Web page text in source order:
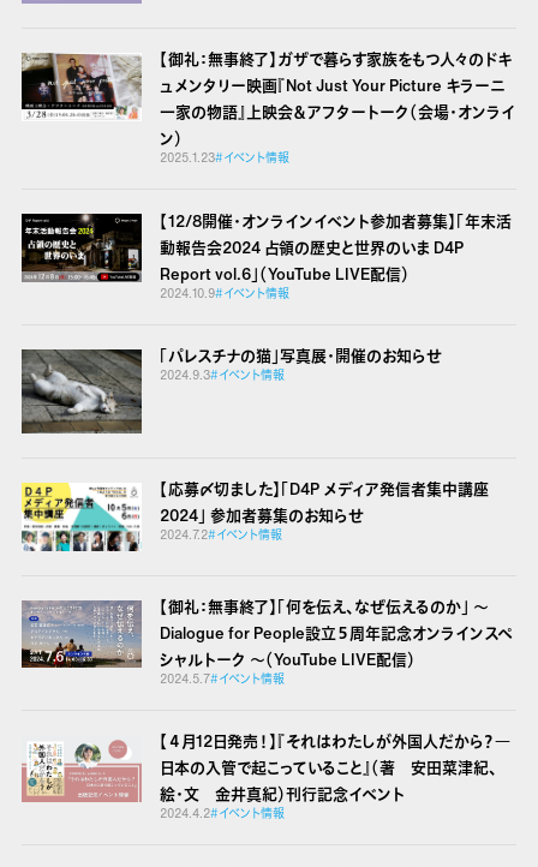
【御礼：無事終了】ガザで暮らす家族をもつ人々のドキ
ュメンタリー映画『Not Just Your Picture キラーニ
一家の物語』上映会＆アフタートーク（会場・オンライ
ン）
2025.1.23#イベント情報
【12/8開催・オンラインイベント参加者募集】「年末活
動報告会2024 占領の歴史と世界のいま D4P
Report vol.6」（YouTube LIVE配信）
2024.10.9#イベント情報
「パレスチナの猫」写真展・開催のお知らせ
2024.9.3#イベント情報
【応募〆切ました】「D4P メディア発信者集中講座
2024」 参加者募集のお知らせ
2024.7.2#イベント情報
【御礼：無事終了】「何を伝え、なぜ伝えるのか」 ～
Dialogue for People設立５周年記念オンラインスペ
シャルトーク ～（YouTube LIVE配信）
2024.5.7#イベント情報
【４月12日発売！】『それはわたしが外国人だから？―
日本の入管で起こっていること』（著 安田菜津紀、
絵・文 金井真紀）刊行記念イベント
2024.4.2#イベント情報